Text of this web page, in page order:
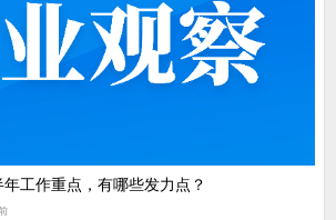
工作重点，有哪些发力点？